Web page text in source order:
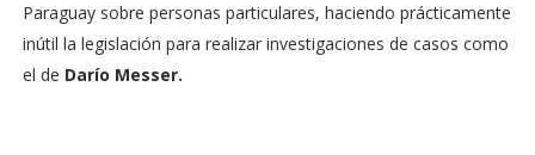
Paraguay sobre personas particulares, haciendo prácticamente
inútil la legislación para realizar investigaciones de casos como
el de Darío Messer.